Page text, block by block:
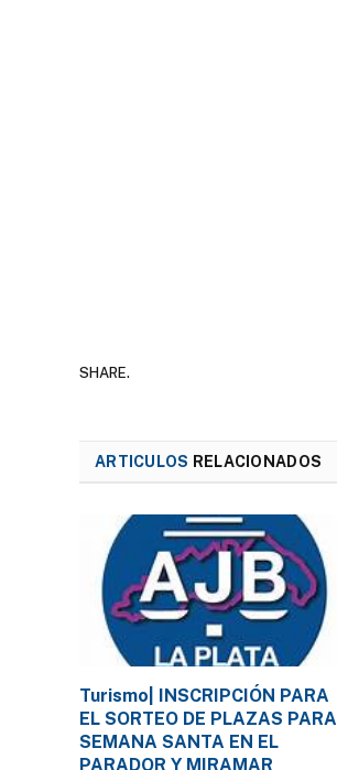
SHARE.
ARTICULOS RELACIONADOS
Turismo| INSCRIPCIÓN PARA
EL SORTEO DE PLAZAS PARA
SEMANA SANTA EN EL
PARADOR Y MIRAMAR